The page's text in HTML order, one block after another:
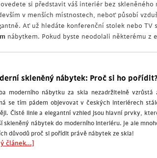
si představit váš interiér bez skleněného
v menších místnostech, neboť působí
Ať už hledáte konferenční stolek nebo TV
nábytkem. Pokud byste neodolali některému
skleněný nábytek: Proč si ho pořídit?
moderního nábytku za skla nezadržitelně vzrůstá
se tím pádem objevovat v českých interiérech
Čisté linie a elegantní vzhled jsou hlavní prvky,
skleněný nábytek do moderního interiéru. Je ale
důvodů proč si pořídit právě nábytek ze skla!
článek...]